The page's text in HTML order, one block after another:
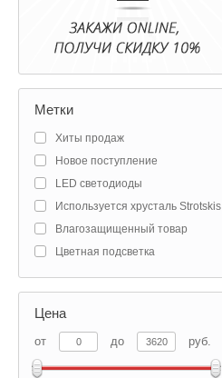
Метки
Хиты продаж
Новое поступление
LED светодиоды
Используется хрусталь Strotskis
Влагозащищенный товар
Цветная подсветка
Цена
от до руб.